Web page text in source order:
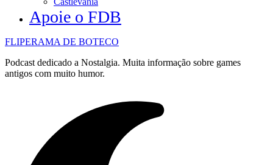
Apoie o FDB
FLIPERAMA DE BOTECO
Podcast dedicado a Nostalgia. Muita informação sobre games
antigos com muito humor.